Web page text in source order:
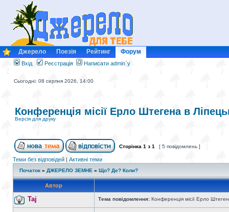
Джерело Поезія Рейтинг Форум
Вхід Реєстрація Написати admin`у
Сьогодні: 08 серпня 2026, 14:00
Конференція місії Ерло Штегена в
Версія для друку
Сторінка 1 з 1 [ 5 повідомлень ]
Теми без відповідей | Активні теми
Початок » ДЖЕРЕЛО ЗЕМНЕ » Що? Де? Коли?
Автор
Taj Тема повідомлення: Конференція місії Ерло